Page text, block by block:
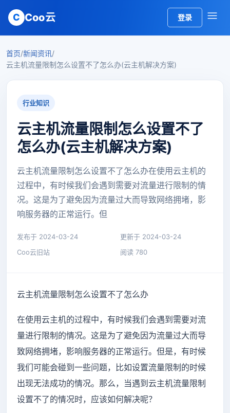
C Coo云 登录
首页/新闻资讯/
云主机流量限制怎么设置不了怎么办(云主机解决方案)
行业知识
云主机流量限制怎么设置不了
怎么办(云主机解决方案)
云主机流量限制怎么设置不了怎么办在使用云主机的
过程中，有时候我们会遇到需要对流量进行限制的情
况。这是为了避免因为流量过大而导致网络拥堵，影
响服务器的正常运行。但
发布于 2024-03-24
更新于 2024-03-24
Coo云旧站
阅读 780
云主机流量限制怎么设置不了怎么办
在使用云主机的过程中，有时候我们会遇到需要对流
量进行限制的情况。这是为了避免因为流量过大而导
致网络拥堵，影响服务器的正常运行。但是，有时候
我们可能会碰到一些问题，比如设置流量限制的时候
出现无法成功的情况。那么，当遇到云主机流量限制
设置不了的情况时，应该如何解决呢？